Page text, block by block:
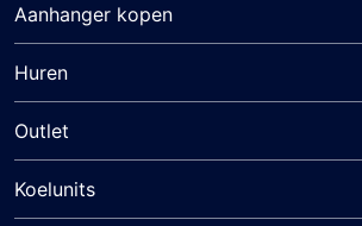
Aanhanger kopen
Huren
Outlet
Koelunits